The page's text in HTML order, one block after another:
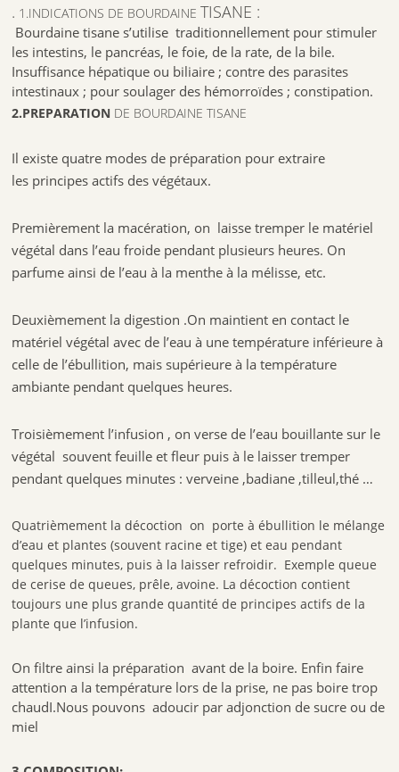
. 1.INDICATIONS DE BOURDAINE TISANE :
Bourdaine tisane s’utilise traditionnellement pour stimuler
les intestins, le pancréas, le foie, de la rate, de la bile.
Insuffisance hépatique ou biliaire ; contre des parasites
intestinaux ; pour soulager des hémorroïdes ; constipation.
2.PREPARATION DE BOURDAINETISANE
Il existe quatre modes de préparation pour extraire
les principes actifs des végétaux.
Premièrement la macération, on laisse tremper le matériel
végétal dans l’eau froide pendant plusieurs heures. On
parfume ainsi de l’eau à la menthe à la mélisse, etc.
Deuxièmement la digestion .On maintient en contact le
matériel végétal avec de l’eau à une température inférieure à
celle de l’ébullition, mais supérieure à la température
ambiante pendant quelques heures.
Troisièmement l’infusion , on verse de l’eau bouillante sur le
végétal souvent feuille et fleur puis à le laisser tremper
pendant quelques minutes : verveine ,badiane ,tilleul,thé …
Quatrièmement la décoction on porte à ébullition le mélange
d’eau et plantes (souvent racine et tige) et eau pendant
quelques minutes, puis à la laisser refroidir. Exemple queue
de cerise de queues, prêle, avoine. La décoction contient
toujours une plus grande quantité de principes actifs de la
plante que l’infusion.
On filtre ainsi la préparation avant de la boire. Enfin faire
attention a la température lors de la prise, ne pas boire trop
chaudI.Nous pouvons adoucir par adjonction de sucre ou de
miel